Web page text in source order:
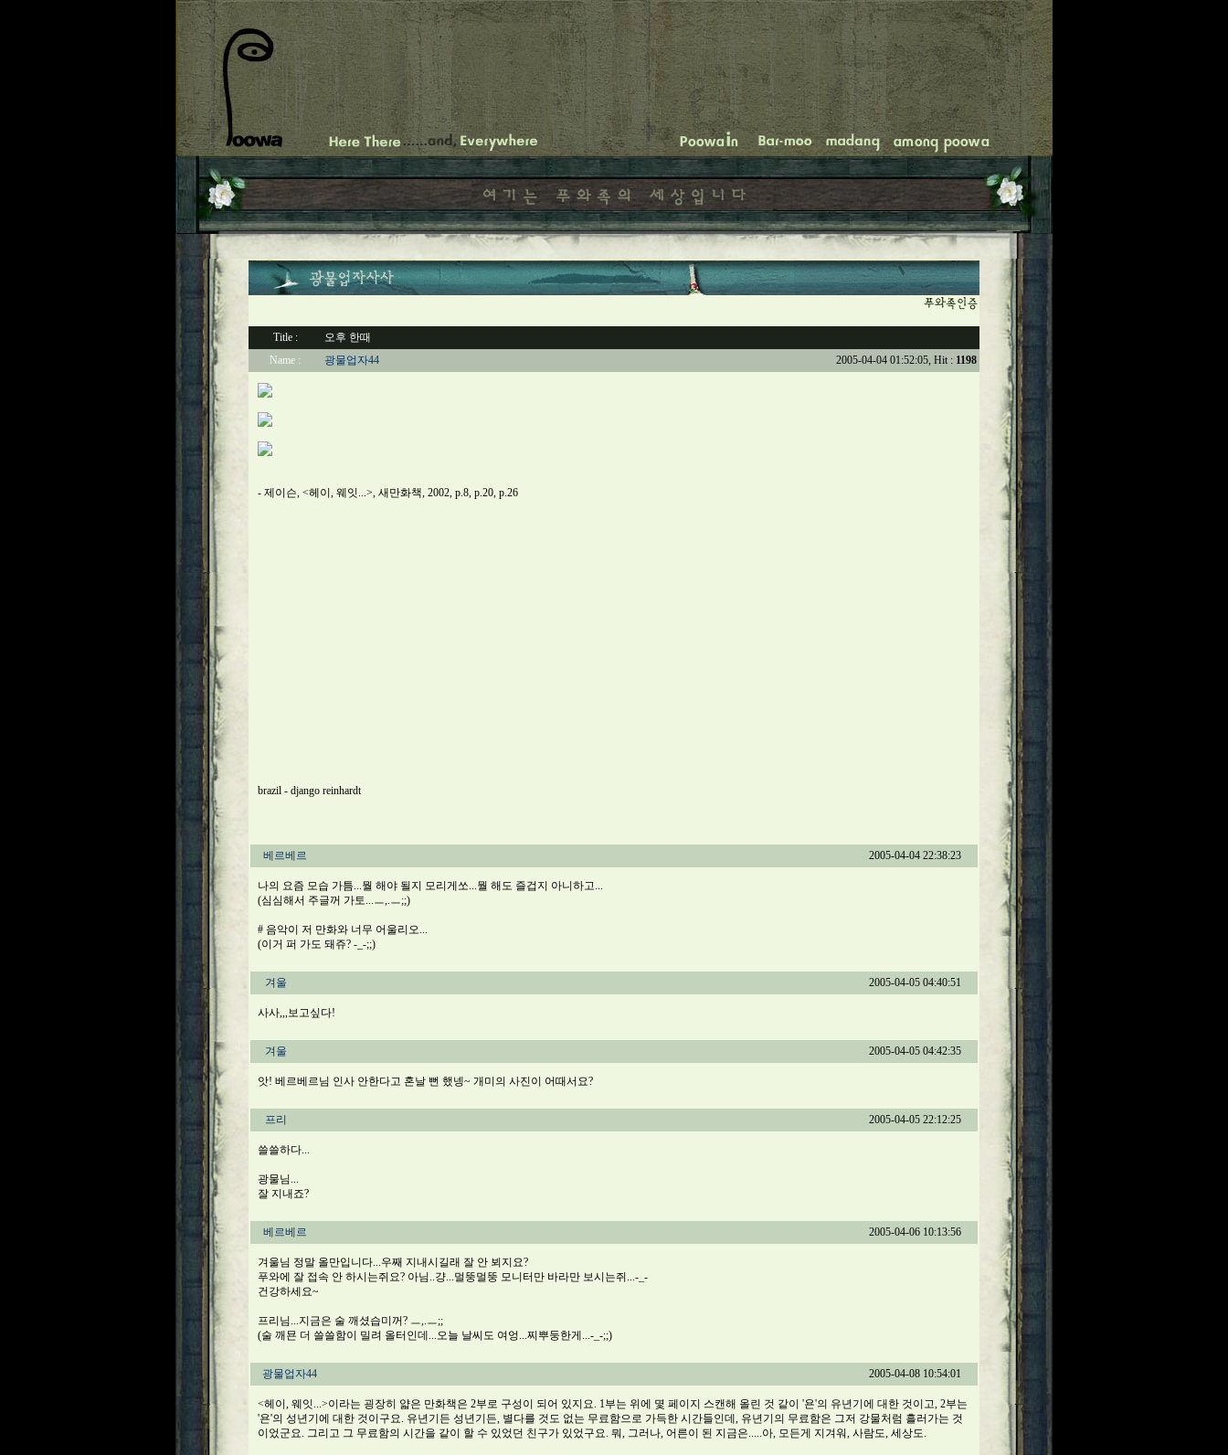
Title :
오후 한때
Name :
광물업자44 2005-04-04 01:52:05, Hit : 1198
- 제이슨, <헤이, 웨잇...>, 새만화책, 2002, p.8, p.20, p.26
brazil - django reinhardt
베르베르 2005-04-04 22:38:23
나의 요즘 모습 가틈...뭘 해야 될지 모리게쏘...뭘 해도 즐겁지 아니하고...
(심심해서 주글꺼 가토...ㅡ,.ㅡ;;)
# 음악이 저 만화와 너무 어울리오...
(이거 퍼 가도 돼쥬? -_-;;)
겨울 2005-04-05 04:40:51
사사,,,보고싶다!
겨울 2005-04-05 04:42:35
앗! 베르베르님 인사 안한다고 혼날 뻔 했넹~ 개미의 사진이 어때서요?
프리 2005-04-05 22:12:25
쓸쓸하다...
광물님...
잘 지내죠?
베르베르 2005-04-06 10:13:56
겨울님 정말 올만입니다...우째 지내시길래 잘 안 뵈지요?
푸와에 잘 접속 안 하시는쥐요? 아님..걍...멀뚱멀뚱 모니터만 바라만 보시는쥐...-_-
건강하세요~
프리님...지금은 술 깨셨습미꺼? ㅡ,.ㅡ;;
(술 깨묜 더 쓸쓸함이 밀려 올터인데...오늘 날씨도 여엉...찌뿌둥한게...-_-;;)
광물업자44 2005-04-08 10:54:01
<헤이, 웨잇...>이라는 굉장히 얇은 만화책은 2부로 구성이 되어 있지요. 1부는 위에 몇 페이지 스캔해 올린 것 같이 '욘'의 유년기에 대한 것이고, 2부는
'욘'의 성년기에 대한 것이구요. 유년기든 성년기든, 별다를 것도 없는 무료함으로 가득한 시간들인데, 유년기의 무료함은 그저 강물처럼 흘러가는 것
이었군요. 그리고 그 무료함의 시간을 같이 할 수 있었던 친구가 있었구요. 뭐, 그러나, 어른이 된 지금은.....아, 모든게 지겨워, 사람도, 세상도.